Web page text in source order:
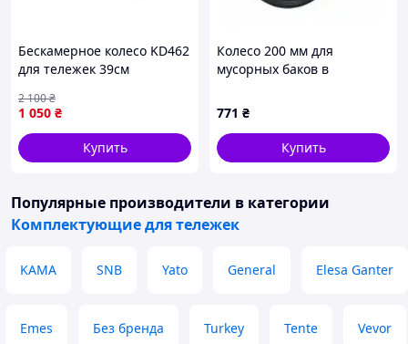
Бескамерное колесо KD462
для тележек 39см
полиуретановое колесо с
нагрузкой до 80кг и
диаметром оси 12мм
1 050 ₴
2 100₴
Купить
Колесо 200 мм для
мусорных баков в
кронштейне «Profi» с
площадкой (260 кг)
771 ₴
Купить
Популярные производители в категории
Комплектующие для тележек
KAMA SNB Yato General Elesa Ganter
Emes Без бренда Turkey Tente Vevor